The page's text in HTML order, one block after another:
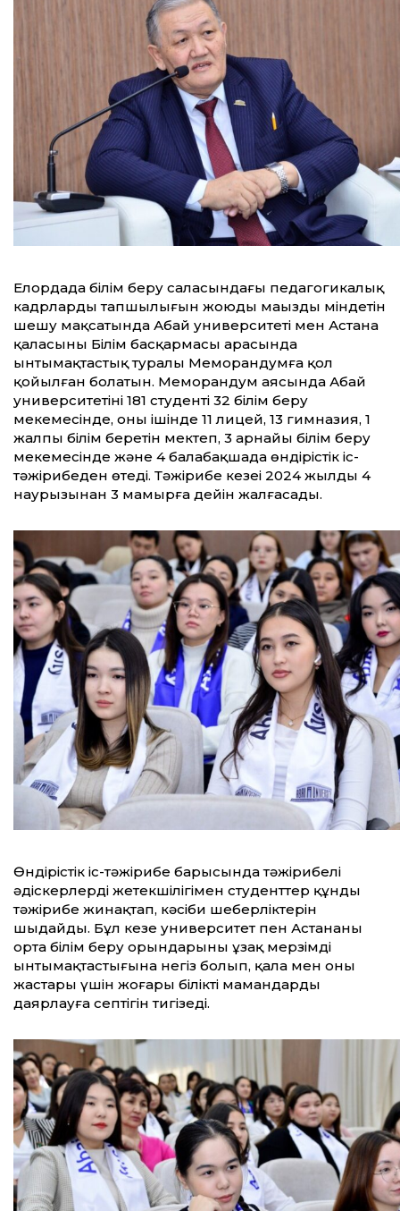
Елордада білім беру саласындағы педагогикалық
кадрлардың тапшылығын жоюдың маңызды міндетін
шешу мақсатында Абай университеті мен Астана
қаласының Білім басқармасы арасында
ынтымақтастық туралы Меморандумға қол
қойылған болатын. Меморандум аясында Абай
университетінің 181 студенті 32 білім беру
мекемесінде, оның ішінде 11 лицей, 13 гимназия, 1
жалпы білім беретін мектеп, 3 арнайы білім беру
мекемесінде және 4 балабақшада өндірістік іс-
тәжірибеден өтеді. Тәжірибе кезеңі 2024 жылдың 4
наурызынан 3 мамырға дейін жалғасады.
Өндірістік іс-тәжірибе барысында тәжірибелі
әдіскерлердің жетекшілігімен студенттер құнды
тәжірибе жинақтап, кәсіби шеберліктерін
шыңдайды. Бұл кезең университет пен Астананың
орта білім беру орындарының ұзақ мерзімді
ынтымақтастығына негіз болып, қала мен оның
жастары үшін жоғары білікті мамандарды
даярлауға септігін тигізеді.